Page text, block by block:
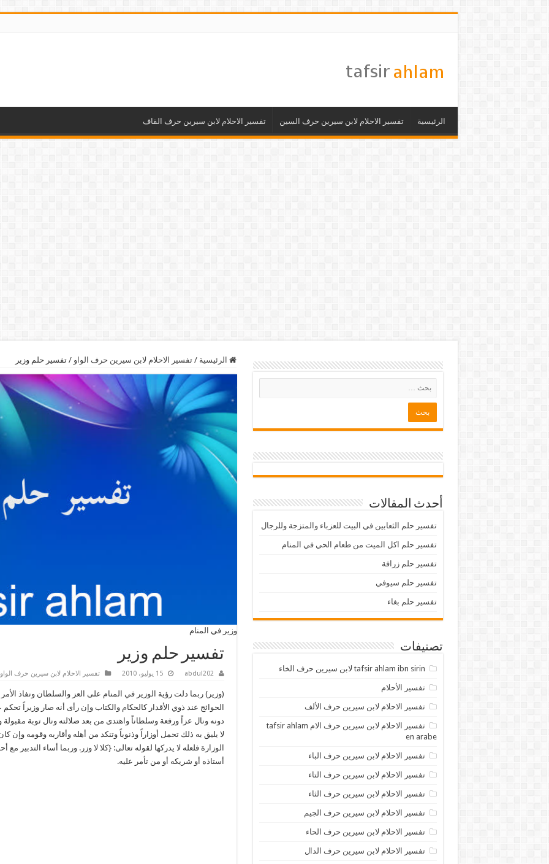
الرئيسية تفسير الاحلام لابن سيرين حرف السين تفسير الاحلام لابن سيرين حرف القاف
الرئيسية / تفسير الاحلام لابن سيرين حرف الواو / تفسير حلم وزير
وزير في المنام
تفسير حلم وزير
abdul202 15 يوليو، 2010 تفسير الاحلام لابن سيرين حرف الواو
(وزير) ربما دلت رؤية الوزير في المنام على العز والسلطان ونفاذ
الحوائج عند ذوي الأقدار كالحكام والكتاب وإن رأى أنه صار وزيراً
دونه ونال عزاً ورفعة وسلطاناً واهتدى من بعد ضلالته ونال توبة
لا يليق به ذلك تحمل أوزاراً وذنوباً وتنكد من أهله وأقاربه وقومه وإن
الوزارة فلعله لا يدركها لقوله تعالى: {كلا لا وزر. وربما أساء التدبير مع
أستاذه أو شريكه أو من تأمر عليه.
أحدث المقالات
تفسير حلم الثعابين في البيت للعزباء والمتزجة وللرجال
تفسير حلم اكل الميت من طعام الحي في المنام
تفسير حلم زرافة
تفسير حلم سيوفي
تفسير حلم بغاء
تصنيفات
tafsir ahlam ibn sirin لابن سيرين حرف الخاء
تفسير الأحلام
تفسير الاحلام لابن سيرين حرف الألف
تفسير الاحلام لابن سيرين حرف الام tafsir ahlam
en arabe
تفسير الاحلام لابن سيرين حرف الباء
تفسير الاحلام لابن سيرين حرف التاء
تفسير الاحلام لابن سيرين حرف الثاء
تفسير الاحلام لابن سيرين حرف الجيم
تفسير الاحلام لابن سيرين حرف الحاء
تفسير الاحلام لابن سيرين حرف الدال